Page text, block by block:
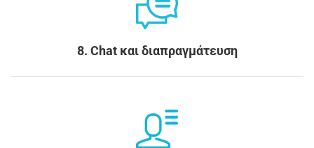
8. Chat και διαπραγμάτευση